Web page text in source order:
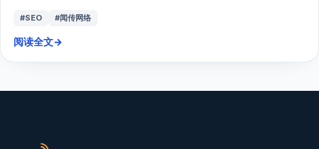
#SEO #闻传网络
阅读全文→